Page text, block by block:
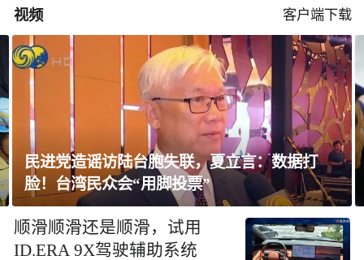
视频 客户端下载
自民党内现分歧，不少对华友好议员疏远高市
内阁
顺滑顺滑还是顺滑，试用
ID.ERA 9X驾驶辅助系统